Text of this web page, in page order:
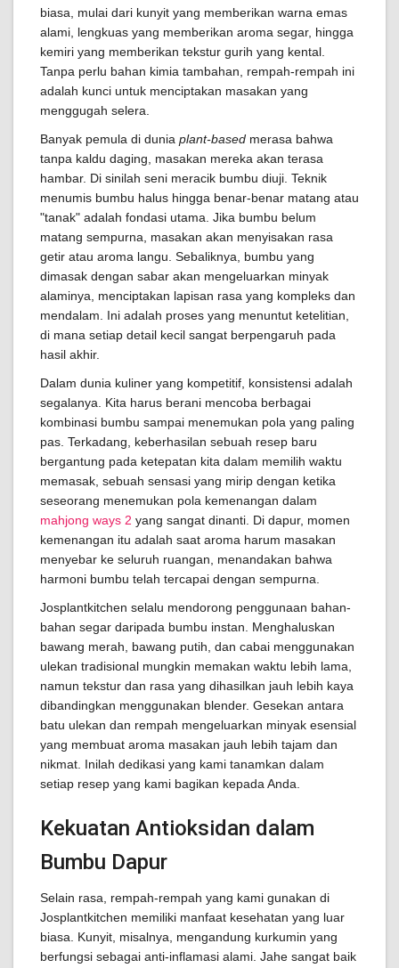
biasa, mulai dari kunyit yang memberikan warna emas
alami, lengkuas yang memberikan aroma segar, hingga
kemiri yang memberikan tekstur gurih yang kental.
Tanpa perlu bahan kimia tambahan, rempah-rempah ini
adalah kunci untuk menciptakan masakan yang
menggugah selera.
Banyak pemula di dunia plant-based merasa bahwa
tanpa kaldu daging, masakan mereka akan terasa
hambar. Di sinilah seni meracik bumbu diuji. Teknik
menumis bumbu halus hingga benar-benar matang atau
"tanak" adalah fondasi utama. Jika bumbu belum
matang sempurna, masakan akan menyisakan rasa
getir atau aroma langu. Sebaliknya, bumbu yang
dimasak dengan sabar akan mengeluarkan minyak
alaminya, menciptakan lapisan rasa yang kompleks dan
mendalam. Ini adalah proses yang menuntut ketelitian,
di mana setiap detail kecil sangat berpengaruh pada
hasil akhir.
Dalam dunia kuliner yang kompetitif, konsistensi adalah
segalanya. Kita harus berani mencoba berbagai
kombinasi bumbu sampai menemukan pola yang paling
pas. Terkadang, keberhasilan sebuah resep baru
bergantung pada ketepatan kita dalam memilih waktu
memasak, sebuah sensasi yang mirip dengan ketika
seseorang menemukan pola kemenangan dalam
mahjong ways 2 yang sangat dinanti. Di dapur, momen
kemenangan itu adalah saat aroma harum masakan
menyebar ke seluruh ruangan, menandakan bahwa
harmoni bumbu telah tercapai dengan sempurna.
Josplantkitchen selalu mendorong penggunaan bahan-
bahan segar daripada bumbu instan. Menghaluskan
bawang merah, bawang putih, dan cabai menggunakan
ulekan tradisional mungkin memakan waktu lebih lama,
namun tekstur dan rasa yang dihasilkan jauh lebih kaya
dibandingkan menggunakan blender. Gesekan antara
batu ulekan dan rempah mengeluarkan minyak esensial
yang membuat aroma masakan jauh lebih tajam dan
nikmat. Inilah dedikasi yang kami tanamkan dalam
setiap resep yang kami bagikan kepada Anda.
Kekuatan Antioksidan dalam
Bumbu Dapur
Selain rasa, rempah-rempah yang kami gunakan di
Josplantkitchen memiliki manfaat kesehatan yang luar
biasa. Kunyit, misalnya, mengandung kurkumin yang
berfungsi sebagai anti-inflamasi alami. Jahe sangat baik